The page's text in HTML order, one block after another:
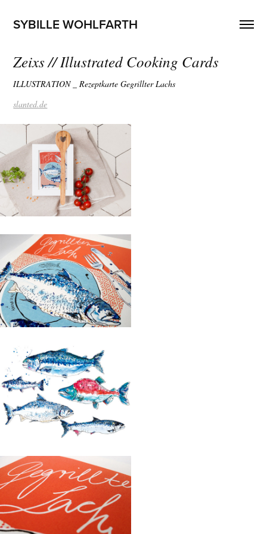
SYBILLE WOHLFARTH
Zeixs // Illustrated Cooking Cards
ILLUSTRATION _ Rezeptkarte Gegrillter Lachs
slanted.de